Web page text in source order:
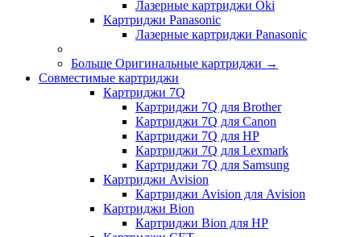
Лазерные картриджи Oki
Картриджи Panasonic
Лазерные картриджи Panasonic
Больше Оригинальные картриджи →
Совместимые картриджи
Картриджи 7Q
Картриджи 7Q для Brother
Картриджи 7Q для Canon
Картриджи 7Q для HP
Картриджи 7Q для Lexmark
Картриджи 7Q для Samsung
Картриджи Avision
Картриджи Avision для Avision
Картриджи Bion
Картриджи Bion для HP